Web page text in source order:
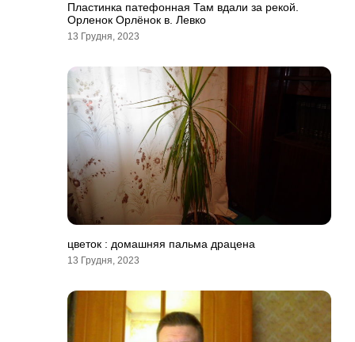
Пластинка патефонная Там вдали за рекой.
Орленок Орлёнок в. Левко
13 Грудня, 2023
цветок : домашняя пальма драцена
13 Грудня, 2023